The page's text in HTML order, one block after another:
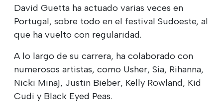
David Guetta ha actuado varias veces en
Portugal, sobre todo en el festival Sudoeste, al
que ha vuelto con regularidad.
A lo largo de su carrera, ha colaborado con
numerosos artistas, como Usher, Sia, Rihanna,
Nicki Minaj, Justin Bieber, Kelly Rowland, Kid
Cudi y Black Eyed Peas.